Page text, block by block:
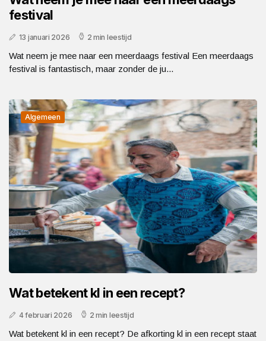
festival
13 januari 2026 2 min leestijd
Wat neem je mee naar een meerdaags festival Een meerdaags
festival is fantastisch, maar zonder de ju...
Algemeen
Wat betekent kl in een recept?
4 februari 2026 2 min leestijd
Wat betekent kl in een recept? De afkorting kl in een recept staat